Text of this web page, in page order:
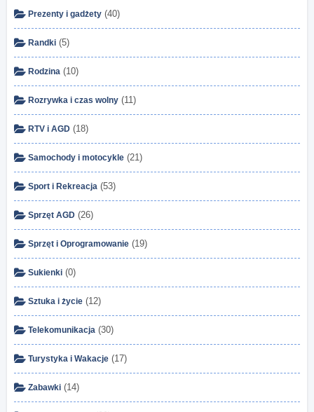
Prezenty i gadżety (40)
Randki (5)
Rodzina (10)
Rozrywka i czas wolny (11)
RTV i AGD (18)
Samochody i motocykle (21)
Sport i Rekreacja (53)
Sprzęt AGD (26)
Sprzęt i Oprogramowanie (19)
Sukienki (0)
Sztuka i życie (12)
Telekomunikacja (30)
Turystyka i Wakacje (17)
Zabawki (14)